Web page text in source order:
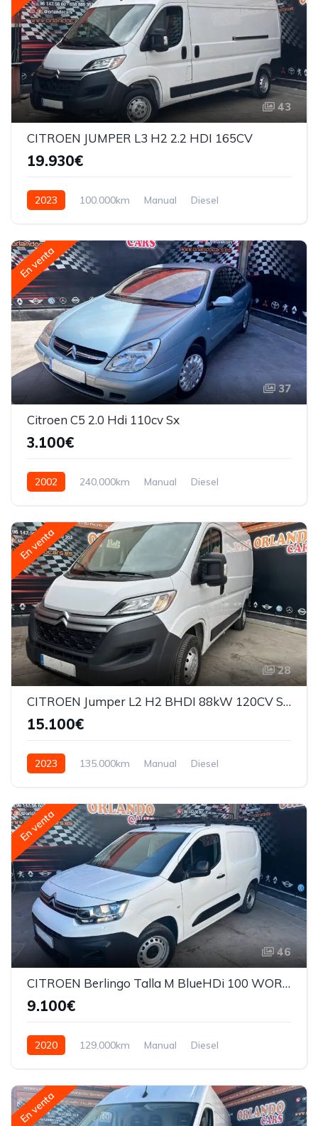
43
CITROEN JUMPER L3 H2 2.2 HDI 165CV
19.930€
2023 100.000km Manual Diesel
En venta
37
Citroen C5 2.0 Hdi 110cv Sx
3.100€
2002 240.000km Manual Diesel
En venta
28
CITROEN Jumper L2 H2 BHDI 88kW 120CV SS 6 V. M
15.100€
2023 135.000km Manual Diesel
En venta
46
CITROEN Berlingo Talla M BlueHDi 100 WORKER
9.100€
2020 129.000km Manual Diesel
En venta